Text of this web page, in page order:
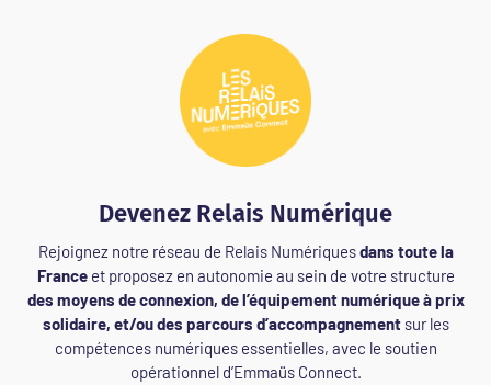
Devenez Relais Numérique
Rejoignez notre réseau de Relais Numériquesdans toute la
Franceet proposez en autonomie au sein de votre structure
des moyens de connexion, de l’équipement numérique à prix
solidaire, et/ou des parcours d’accompagnementsur les
compétences numériques essentielles, avec le soutien
opérationnel d’Emmaüs Connect.